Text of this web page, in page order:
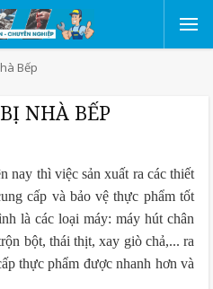
Bếp
NHÀ BẾP
nay thì việc sản xuất ra các thiết
cấp và bảo vệ thực phẩm tốt
là các loại máy: máy hút chân
bột, thái thịt, xay giò chả,... ra
thực phẩm được nhanh hơn và